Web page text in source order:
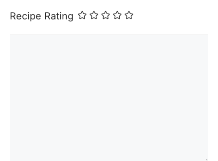
Recipe Rating